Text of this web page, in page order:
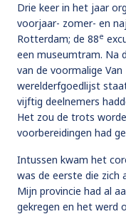
Drie keer in het jaar
voorjaar- zomer- en
Rotterdam; de 88e
een museumtram. Na
van de voormalige
werelderfgoedlijst
vijftig deelnemers
Het zou de trots
voorbereidingen had
Intussen kwam het
was de eerste die zich
Mijn provincie had al
gekregen en het werd